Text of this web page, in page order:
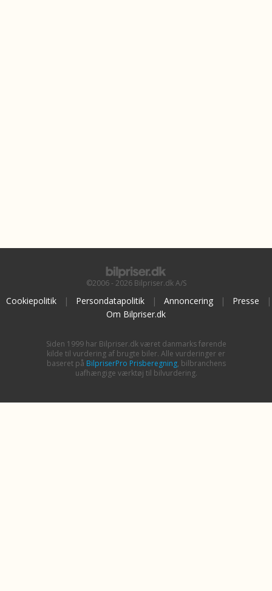
©2006 - 2026 Bilpriser.dk A/S
Cookiepolitik | Persondatapolitik | Annoncering | Presse
|
Om Bilpriser.dk
Siden 1999 har Bilpriser.dk været danmarks førende
kilde til vurdering af brugte biler. Alle vurderinger er
baseret på BilpriserPro Prisberegning, bilbranchens
uafhængige værktøj til bilvurdering.